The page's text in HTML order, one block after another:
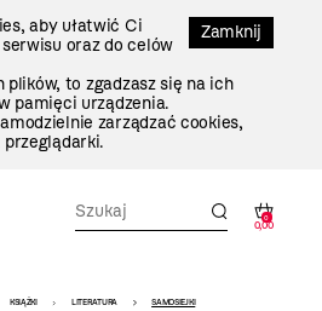
Zamknij
aby ułatwić Ci
oraz do celów
to zgadzasz się na ich
pamięci urządzenia.
zarządzać cookies,
0
0,00
KSIĄŻKI LITERATURA SAMOSIEJKI